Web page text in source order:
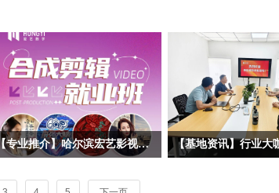
【专业推介】哈尔滨宏艺影视动画学校影视后期合成剪辑专业——一站式解锁就业技能，实战教学赋能，开启影视职业道路！
业的爆发式增长，后期合成剪辑已成为